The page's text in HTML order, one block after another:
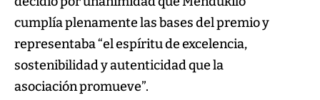
cumplía plenamente las bases del premio y
representaba “el espíritu de excelencia,
sostenibilidad y autenticidad que la
asociación promueve”.